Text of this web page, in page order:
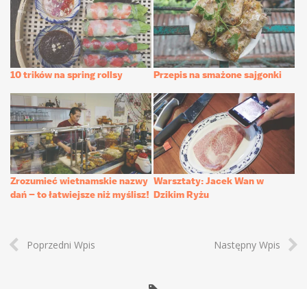
10 trików na spring rollsy Przepis na smażone sajgonki
Zrozumieć wietnamskie nazwy
dań – to łatwiejsze niż myślisz!
Warsztaty: Jacek Wan w
Dzikim Ryżu
Poprzedni Wpis Następny Wpis